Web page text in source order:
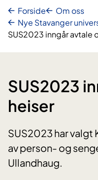
Forside
Om oss
Nye Stavanger
SUS2023 inngår avtale
SUS2023
heiser
SUS2023 har valgt
av person- og
Ullandhaug.